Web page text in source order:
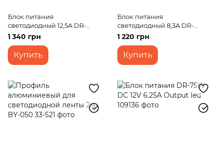
Блок питания
светодиодный 12,5A DR-
300W IP20 AC 170-264V DC
24V 12,5A
1 340 грн
Купить
Блок питания
светодиодный 8,3A DR-
200W IP20 AC 170-264V DC
24V 8,3A
1 220 грн
Купить